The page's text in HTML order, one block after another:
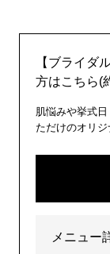
【ブライダ
方はこちら(
肌悩みや挙式
ただけのオリジ
メニュー